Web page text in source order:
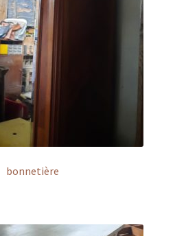
bonnetière